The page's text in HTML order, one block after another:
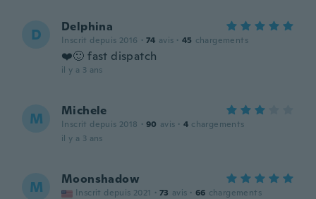
D Delphina
Inscrit depuis 2016 · 74 avis · 45 chargements
❤️🙂 fast dispatch
il y a 3 ans
M Michele
Inscrit depuis 2018 · 90 avis · 4 chargements
il y a 3 ans
M Moonshadow
Inscrit depuis 2021 · 73 avis · 66 chargements